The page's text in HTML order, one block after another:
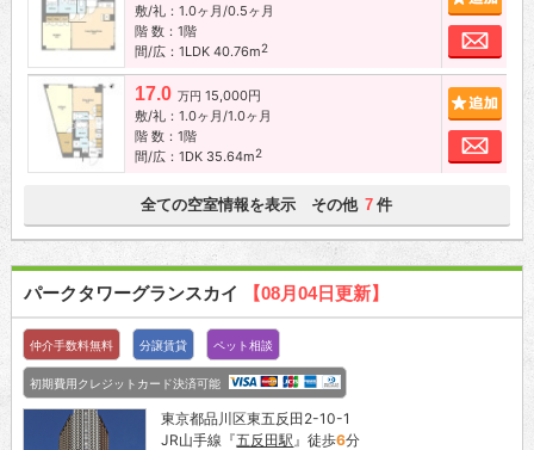
敷/礼：1.0ヶ月/0.5ヶ月
階 数：1階
間/広：1LDK 40.76m2
お
17.0 万円 15,000円
敷/礼：1.0ヶ月/1.0ヶ月
階 数：1階
間/広：1DK 35.64m2
追加
お
全ての空室情報を表示 その他 7 件
パークタワーグランスカイ 【08月04日更新】
仲介手数料無料 分譲賃貸 ペット相談
初期費用クレジットカード決済可能
東京都品川区東五反田2-10-1
JR山手線『五反田駅 』徒歩6分